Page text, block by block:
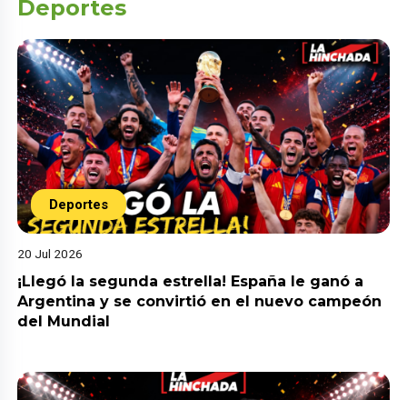
Deportes
Deportes
20 Jul 2026
¡Llegó la segunda estrella! España le ganó a
Argentina y se convirtió en el nuevo campeón
del Mundial